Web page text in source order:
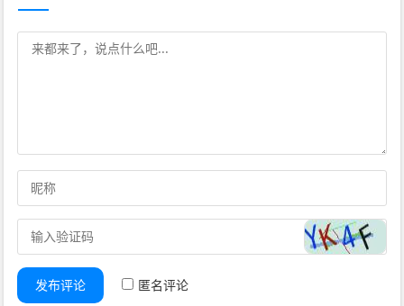
发布评论 匿名评论